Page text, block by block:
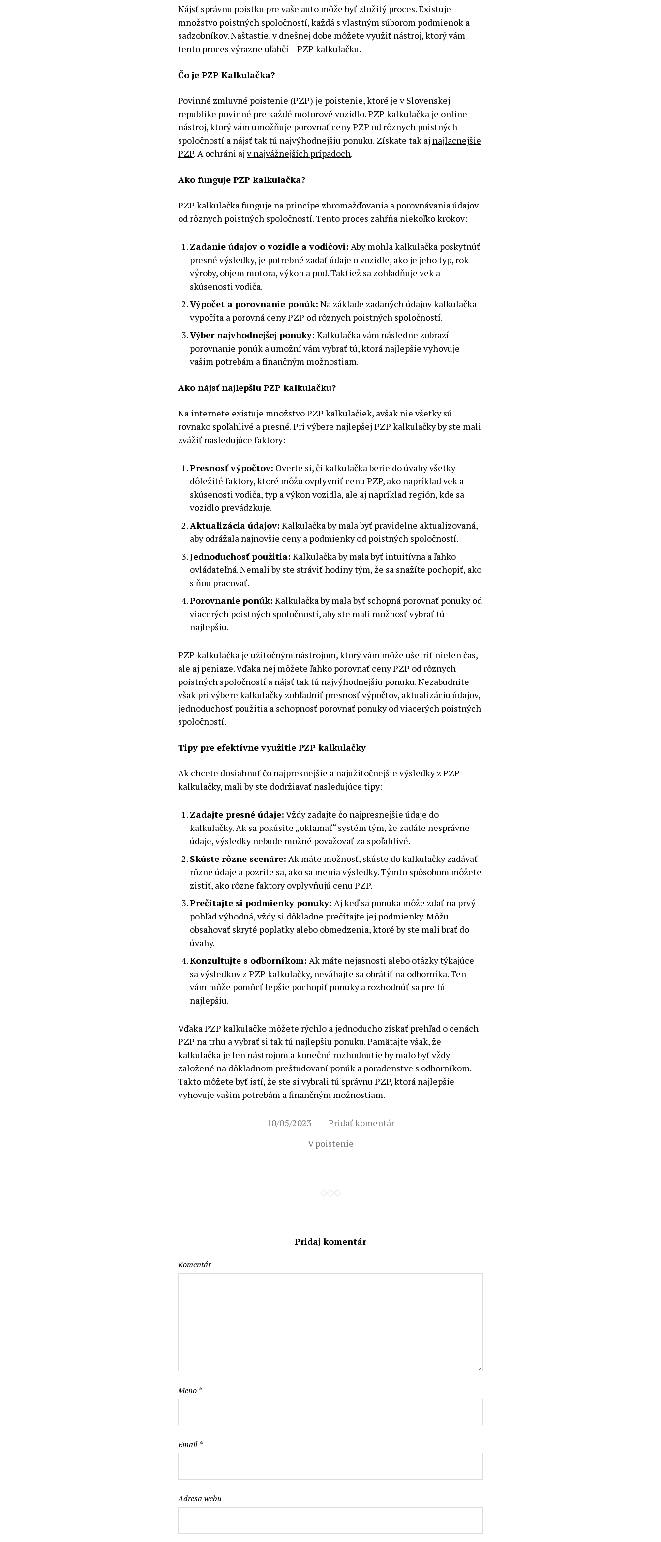
Nájsť správnu poistku pre vaše auto môže byť zložitý proces. Existuje
množstvo poistných spoločností, každá s vlastným súborom podmienok a
sadzobníkov. Naštastie, v dnešnej dobe môžete využiť nástroj, ktorý vám
tento proces výrazne uľahčí – PZP kalkulačku.
Čo je PZP Kalkulačka?
Povinné zmluvné poistenie (PZP) je poistenie, ktoré je v Slovenskej
republike povinné pre každé motorové vozidlo. PZP kalkulačka je online
nástroj, ktorý vám umožňuje porovnať ceny PZP od rôznych poistných
spoločností a nájsť tak tú najvýhodnejšiu ponuku. Získate tak aj najlacnejšie
PZP. A ochráni aj v najvážnejších prípadoch.
Ako funguje PZP kalkulačka?
PZP kalkulačka funguje na princípe zhromažďovania a porovnávania údajov
od rôznych poistných spoločností. Tento proces zahŕňa niekoľko krokov:
Zadanie údajov o vozidle a vodičovi: Aby mohla kalkulačka poskytnúť
presné výsledky, je potrebné zadať údaje o vozidle, ako je jeho typ, rok
výroby, objem motora, výkon a pod. Taktiež sa zohľadňuje vek a
skúsenosti vodiča.
Výpočet a porovnanie ponúk: Na základe zadaných údajov kalkulačka
vypočíta a porovná ceny PZP od rôznych poistných spoločností.
Výber najvhodnejšej ponuky: Kalkulačka vám následne zobrazí
porovnanie ponúk a umožní vám vybrať tú, ktorá najlepšie vyhovuje
vašim potrebám a finančným možnostiam.
Ako nájsť najlepšiu PZP kalkulačku?
Na internete existuje množstvo PZP kalkulačiek, avšak nie všetky sú
rovnako spoľahlivé a presné. Pri výbere najlepšej PZP kalkulačky by ste mali
zvážiť nasledujúce faktory:
Presnosť výpočtov: Overte si, či kalkulačka berie do úvahy všetky
dôležité faktory, ktoré môžu ovplyvniť cenu PZP, ako napríklad vek a
skúsenosti vodiča, typ a výkon vozidla, ale aj napríklad región, kde sa
vozidlo prevádzkuje.
Aktualizácia údajov: Kalkulačka by mala byť pravidelne aktualizovaná,
aby odrážala najnovšie ceny a podmienky od poistných spoločností.
Jednoduchosť použitia: Kalkulačka by mala byť intuitívna a ľahko
ovládateľná. Nemali by ste stráviť hodiny tým, že sa snažíte pochopiť, ako
s ňou pracovať.
Porovnanie ponúk: Kalkulačka by mala byť schopná porovnať ponuky od
viacerých poistných spoločností, aby ste mali možnosť vybrať tú
najlepšiu.
PZP kalkulačka je užitočným nástrojom, ktorý vám môže ušetriť nielen čas,
ale aj peniaze. Vďaka nej môžete ľahko porovnať ceny PZP od rôznych
poistných spoločností a nájsť tak tú najvýhodnejšiu ponuku. Nezabudnite
však pri výbere kalkulačky zohľadniť presnosť výpočtov, aktualizáciu údajov,
jednoduchosť použitia a schopnosť porovnať ponuky od viacerých poistných
spoločností.
Tipy pre efektívne využitie PZP kalkulačky
Ak chcete dosiahnuť čo najpresnejšie a najužitočnejšie výsledky z PZP
kalkulačky, mali by ste dodržiavať nasledujúce tipy:
Zadajte presné údaje:Vždy zadajte čo najpresnejšie údaje do
kalkulačky. Ak sa pokúsite „oklamať“ systém tým, že zadáte nesprávne
údaje, výsledky nebude možné považovať za spoľahlivé.
Skúste rôzne scenáre: Ak máte možnosť, skúste do kalkulačky zadávať
rôzne údaje a pozrite sa, ako sa menia výsledky. Týmto spôsobom môžete
zistiť, ako rôzne faktory ovplyvňujú cenu PZP.
Prečítajte si podmienky ponuky: Aj keď sa ponuka môže zdať na prvý
pohľad výhodná, vždy si dôkladne prečítajte jej podmienky. Môžu
obsahovať skryté poplatky alebo obmedzenia, ktoré by ste mali brať do
úvahy.
Konzultujte s odborníkom: Ak máte nejasnosti alebo otázky týkajúce
sa výsledkov z PZP kalkulačky, neváhajte sa obrátiť na odborníka. Ten
vám môže pomôcť lepšie pochopiť ponuky a rozhodnúť sa pre tú
najlepšiu.
Vďaka PZP kalkulačke môžete rýchlo a jednoducho získať prehľad o cenách
PZP na trhu a vybrať si tak tú najlepšiu ponuku. Pamätajte však, že
kalkulačka je len nástrojom a konečné rozhodnutie by malo byť vždy
založené na dôkladnom preštudovaní ponúk a poradenstve s odborníkom.
Takto môžete byť istí, že ste si vybrali tú správnu PZP, ktorá najlepšie
vyhovuje vašim potrebám a finančným možnostiam.
10/05/2023
Pridať komentár
Vpoistenie
Pridaj komentár
Komentár
Meno *
Email*
Adresa webu